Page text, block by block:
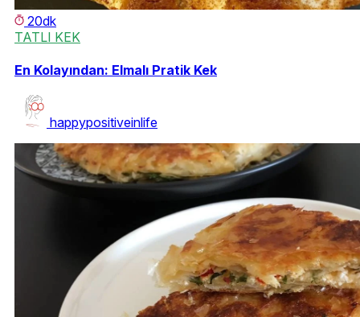
20dk
TATLI KEK
En Kolayından: Elmalı Pratik Kek
happypositiveinlife